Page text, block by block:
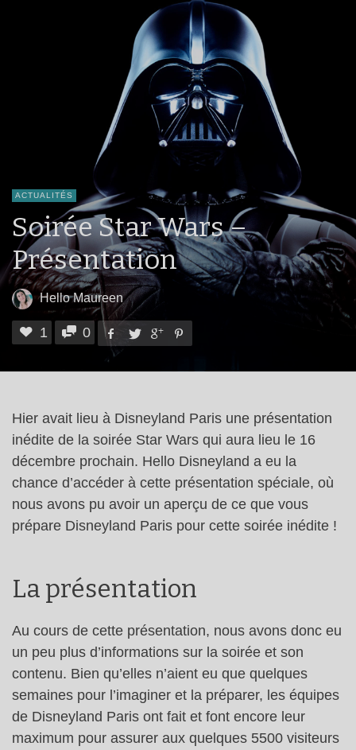
ACTUALITÉS
Soirée Star Wars –
Présentation
Hello Maureen
1 0
Hier avait lieu à Disneyland Paris une présentation
inédite de la soirée Star Wars qui aura lieu le 16
décembre prochain. Hello Disneyland a eu la
chance d’accéder à cette présentation spéciale, où
nous avons pu avoir un aperçu de ce que vous
prépare Disneyland Paris pour cette soirée inédite !
La présentation
Au cours de cette présentation, nous avons donc eu
un peu plus d’informations sur la soirée et son
contenu. Bien qu’elles n’aient eu que quelques
semaines pour l’imaginer et la préparer, les équipes
de Disneyland Paris ont fait et font encore leur
maximum pour assurer aux quelques 5500 visiteurs